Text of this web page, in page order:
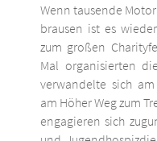
Wenn tausende
brausen ist es
zum großen
Mal organisierten
verwandelte sich
am Höher Weg zum
engagieren sich